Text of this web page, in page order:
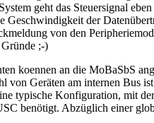
geht das Steuersignal
Geschwindigkeit der
von den
;-)
koennen an die MoBaSbS
von Geräten am internen Bus
typische Konfiguration, mit
benötigt. Abzüglich einer